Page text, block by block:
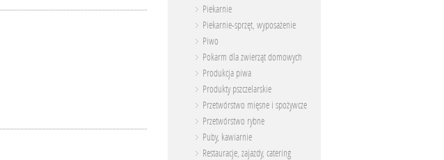
Piekarnie
Piekarnie-sprzęt, wyposażenie
Piwo
Pokarm dla zwierząt domowych
Produkcja piwa
Produkty pszczelarskie
Przetwórstwo mięsne i spożywcze
Przetwórstwo rybne
Puby, kawiarnie
Restauracje, zajazdy, catering